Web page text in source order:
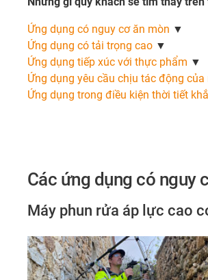
Ứng dụng có nguy cơ ăn mòn ▼
Ứng dụng có tải trọng cao ▼
Ứng dụng tiếp xúc với thực phẩm ▼
Ứng dụng yêu cầu chịu tác động
Ứng dụng trong điều kiện thời tiết
Các ứng dụng có nguy
Máy phun rửa áp lực cao